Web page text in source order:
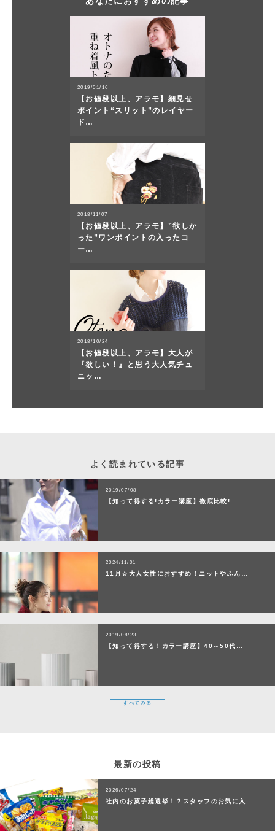
よく読まれている記事
2019/07/08
【知って得する!カラー講座】徹底比較! …
2024/11/01
11月☆大人女性におすすめ！ニットやふん…
2019/08/23
【知って得する！カラー講座】40～50代…
すべてみる
最新の投稿
2026/07/24
社内のお菓子総選挙！？スタッフのお気に入…
2019/01/16
【お値段以上、アラモ】細見せ
ポイント“スリット”のレイヤー
ド…
2018/11/07
【お値段以上、アラモ】”欲しか
った”ワンポイントの入ったコ
ー…
2018/10/24
【お値段以上、アラモ】大人が
『欲しい！』と思う大人気チュ
ニッ…